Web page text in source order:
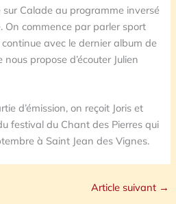
sur Calade au programme inversé
On commence par parler sport
avec le dernier album de
propose d’écouter Julien
d’émission, on reçoit Joris et
festival du Chant des Pierres qui
à Saint Jean des Vignes.
Article suivant →